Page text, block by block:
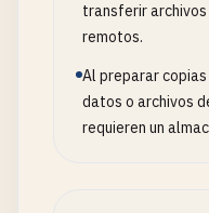
transferir
remotos.
Al preparar
datos o archivos
requieren un